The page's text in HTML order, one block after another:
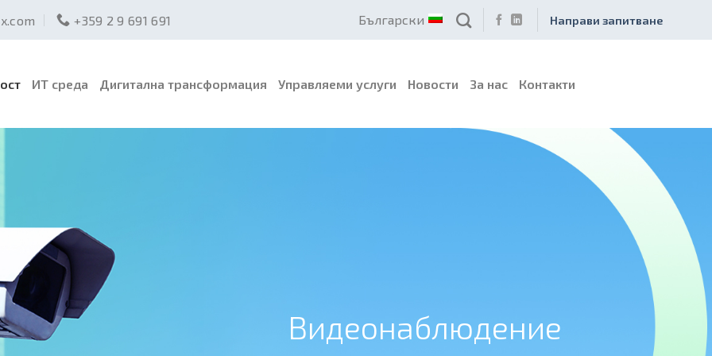
+359 2 9 691 691 Български Направи запитване
ИТ среда Дигитална трансформация Управляеми услуги Новости За нас Контакти
Видеонаблюдение